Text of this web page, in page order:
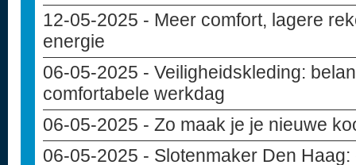
12-05-2025 - Meer comfort, lagere
energie
06-05-2025 - Veiligheidskleding:
comfortabele werkdag
06-05-2025 - Zo maak je je nieuwe
06-05-2025 - Slotenmaker Den